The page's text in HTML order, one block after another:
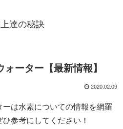
達の秘訣
ーター【最新情報】
2020.02.09
は水素についての情報を網羅
参考にしてください！